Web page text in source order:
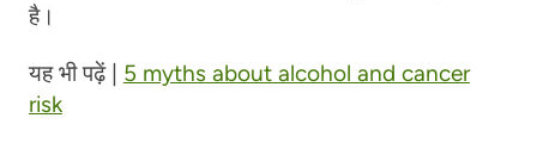
है।
यह भी पढ़ें | 5 myths about alcohol and cancer
risk